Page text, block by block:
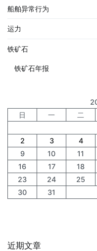
船舶异常行为
运力
铁矿石
铁矿石年报
日
一 二
2
3 4
9
10 11
16
17 18
23
24 25
30
31
近期文章